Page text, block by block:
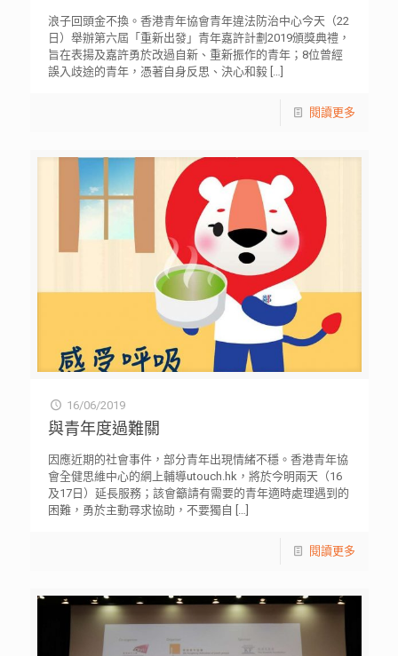
浪子回頭金不換。香港青年協會青年違法防治中心今天（22
日）舉辦第六屆「重新出發」青年嘉許計劃2019頒獎典禮，
旨在表揚及嘉許勇於改過自新、重新振作的青年；8位曾經
誤入歧途的青年，憑著自身反思、決心和毅[…]
閱讀更多
16/06/2019
與青年度過難關
因應近期的社會事件，部分青年出現情緒不穩。香港青年協
會全健思維中心的網上輔導utouch.hk，將於今明兩天（16
及17日）延長服務；該會籲請有需要的青年適時處理遇到的
困難，勇於主動尋求協助，不要獨自 […]
閱讀更多